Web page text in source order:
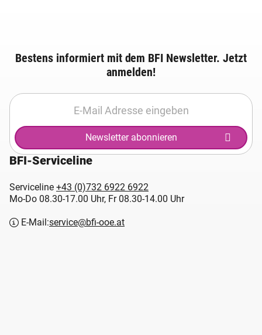
Bestens informiert mit dem BFI Newsletter. Jetzt
anmelden!
Newsletter abonnieren
BFI-Serviceline
Serviceline +43 (0)732 6922 6922
Mo-Do 08.30-17.00 Uhr, Fr 08.30-14.00 Uhr
E-Mail:service@bfi-ooe.at